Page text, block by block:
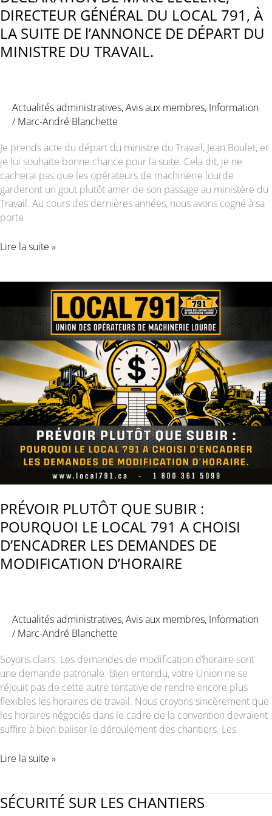
DIRECTEUR GÉNÉRAL DU LOCAL 791, À
LA SUITE DE l’ANNONCE DE DÉPART DU
MINISTRE DU TRAVAIL.
Actualités administratives,Avis aux membres, Information
/Marc-André Blanchette
Je prends acte du départ du ministre du Travail, Jean Boulet, et
je lui souhaite bonne chance pour la suite. Cela dit, je ne
cacherai pas que les opérateurs de machinerie lourde
garderont un gout plutôt amer de son passage au ministère du
Travail. Au cours des dernières années, nous avons cogné à sa
porte
DÉCLARATION
LOCAL
791,
À
LA
SUITE
DE
l’ANNONCE
DÉPART
MINISTRE
TRAVAIL.
Lire la suite »
PRÉVOIR PLUTÔT QUE SUBIR :
POURQUOI LE LOCAL 791 A CHOISI
D’ENCADRER LES DEMANDES DE
MODIFICATION D’HORAIRE
Actualités administratives,Avis aux membres, Information
/Marc-André Blanchette
Soyons clairs. Les demandes de modification d’horaire sont
une demande patronale. Bien entendu, votre Union ne se
réjouit pas de cette autre tentative de rendre encore plus
flexibles les horaires de travail. Nous croyons sincèrement que
les horaires négociés dans le cadre de la convention devraient
suffire à bien baliser le déroulement des chantiers. Les
PRÉVOIR
SUBIR
Lire la suite »
SÉCURITÉ SUR LES CHANTIERS